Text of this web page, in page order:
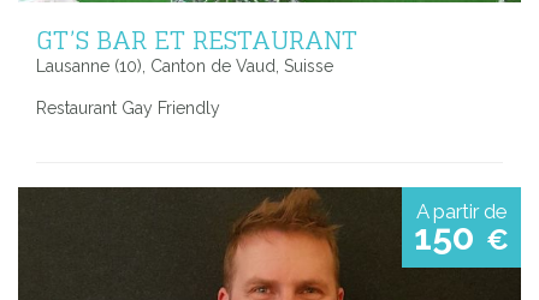
GT’S BAR ET RESTAURANT
Lausanne (10), Canton de Vaud, Suisse
Restaurant Gay Friendly
A partir de
150 €